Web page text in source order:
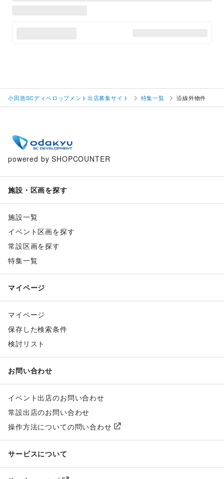
小田急SCディベロップメント出店募集サイト 特集一覧 沿線外物件
powered by SHOPCOUNTER
施設・区画を探す
施設一覧
イベント区画を探す
常設区画を探す
特集一覧
マイページ
マイページ
保存した検索条件
検討リスト
お問い合わせ
イベント出店のお問い合わせ
常設出店のお問い合わせ
操作方法についての問い合わせ
サービスについて